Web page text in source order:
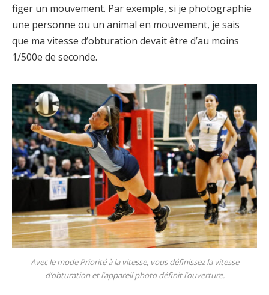
figer un mouvement. Par exemple, si je photographie
une personne ou un animal en mouvement, je sais
que ma vitesse d’obturation devait être d’au moins
1/500e de seconde.
Avec le mode Priorité à la vitesse, vous définissez la vitesse
d’obturation et l’appareil photo définit l’ouverture.